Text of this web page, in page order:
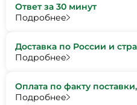
Ответ за 30 минут
Подробнее
Доставка по России и
Подробнее
Оплата по факту
Подробнее